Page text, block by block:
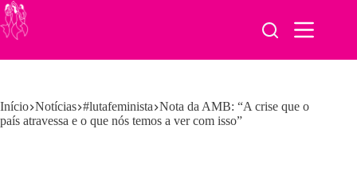
Pular
para
o
Início Notícias #lutafeminista Nota da AMB: “A crise que o
país atravessa e o que nós temos a ver com isso”